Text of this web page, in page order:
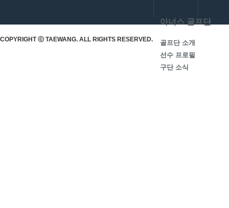
아너스 골프단
골프단 소개
선수 프로필
구단 소식
COPYRIGHT ⓒ TAEWANG. ALL RIGHTS RESERVED.